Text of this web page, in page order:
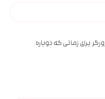
برای زمانی که دوباره